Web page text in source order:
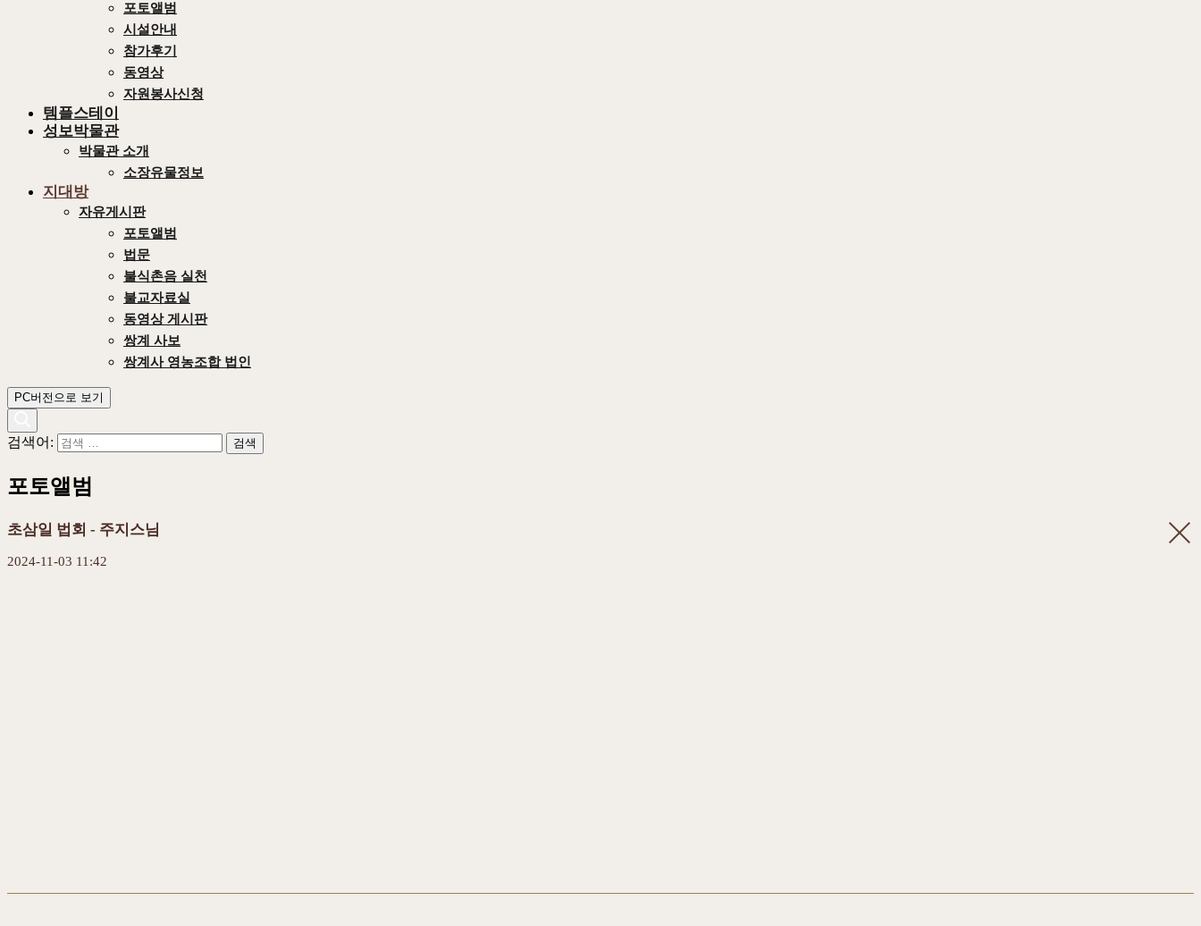
포토앨범
시설안내
참가후기
동영상
자원봉사신청
템플스테이
성보박물관
박물관 소개
소장유물정보
지대방
자유게시판
포토앨범
법문
불식촌음 실천
불교자료실
동영상 게시판
쌍계 사보
쌍계사 영농조합 법인
PC버전으로 보기
검색어:
포토앨범
초삼일 법회 - 주지스님
2024-11-03 11:42